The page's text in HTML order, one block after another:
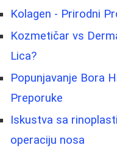
Kolagen - Prirodni
Kozmetičar vs
Lica?
Popunjavanje Bora
Preporuke
Iskustva sa
operaciju nosa